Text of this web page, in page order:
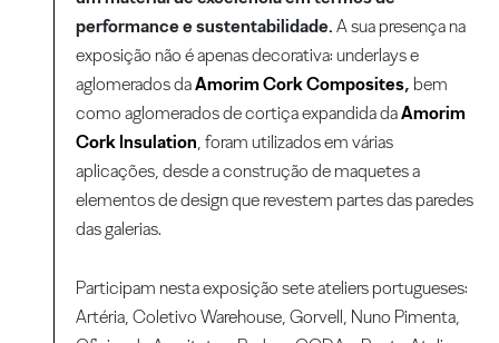
performance e sustentabilidade. A sua presença na
exposição não é apenas decorativa: underlays e
aglomerados daAmorim Cork Composites, bem
como aglomerados de cortiça expandida daAmorim
Cork Insulation , foram utilizados em várias
aplicações, desde a construção de maquetes a
elementos de design que revestem partes das paredes
das galerias.
Participam nesta exposição sete ateliers portugueses:
Artéria, Coletivo Warehouse, Gorvell, Nuno Pimenta,